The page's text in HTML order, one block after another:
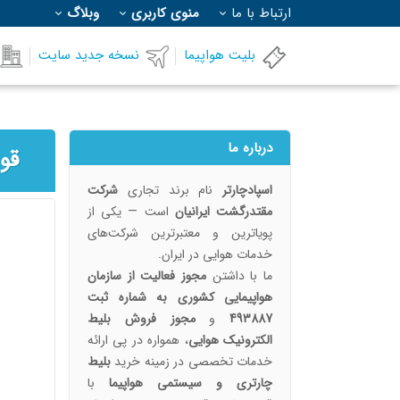
بلیت هواپیما نسخه جدید سایت
ارتباط با ما منوی کاربری وبلاگ
درباره ما
اسپادچارتر نام برند تجاری شرکت
مقتدرگشت ایرانیان است — یکی از
پویا‌ترین و معتبرترین شرکت‌های
خدمات هوایی در ایران.
ما با داشتن مجوز فعالیت از سازمان
هواپیمایی کشوری به شماره ثبت
493887 ومجوز فروش بلیط
الکترونیک هوایی، همواره در پی ارائه
خدمات تخصصی در زمینه خرید بلیط
چارتری و سیستمی هواپیما با